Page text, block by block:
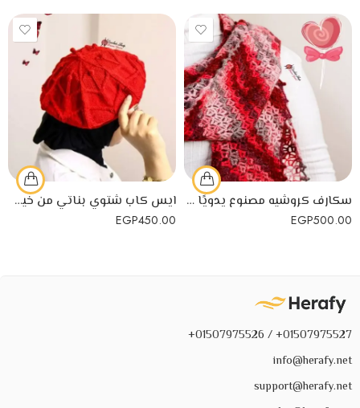
سكارف كروشيه مصنوع يدويًا من خيوط الكروشيه mohair
EGP500.00
ايس كاب شتوي بناتي من خيوط الكروشيه لمظهر جذاب
EGP450.00
01507975527+ / 01507975526+
info@herafy.net
support@herafy.net